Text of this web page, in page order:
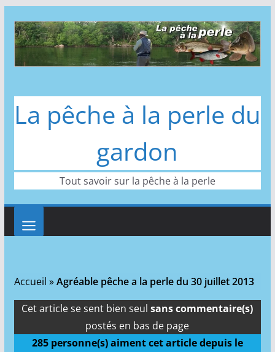
au
contenu
La pêche à la perle du
gardon
Tout savoir sur la pêche à la perle
Accueil »Agréable pêche a la perle du 30 juillet 2013
Cet article se sent bien seulsans commentaire(s)
postés en bas de page
285personne(s) aiment cet article depuis le